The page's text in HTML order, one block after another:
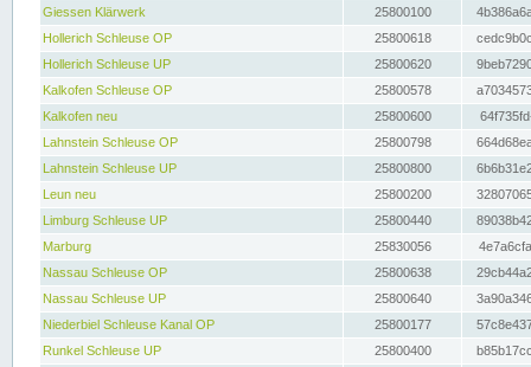
Giessen Klärwerk
25800100
Hollerich Schleuse OP
25800618
Hollerich Schleuse UP
25800620
Kalkofen Schleuse OP
25800578
Kalkofen neu
25800600
Lahnstein Schleuse OP
25800798
Lahnstein Schleuse UP
25800800
Leun neu
25800200
Limburg Schleuse UP
25800440
Marburg
25830056
Nassau Schleuse OP
25800638
Nassau Schleuse UP
25800640
Niederbiel Schleuse Kanal OP
25800177
Runkel Schleuse UP
25800400